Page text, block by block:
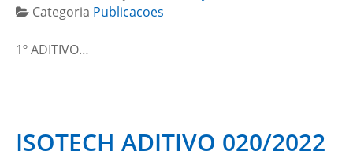
Categoria Publicacoes
1º ADITIVO…
ISOTECH ADITIVO 020/2022